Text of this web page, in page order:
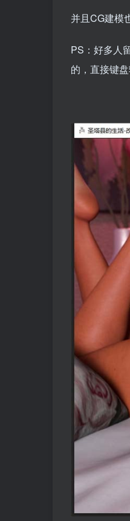
并且CG建模
PS：好多人
的，直接键